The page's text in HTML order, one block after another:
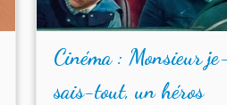
Cinéma : Monsieur
sais-tout, un héros